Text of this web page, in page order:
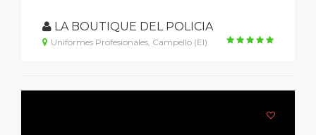
LA BOUTIQUE DEL POLICIA
Uniformes Profesionales, Campello (el)